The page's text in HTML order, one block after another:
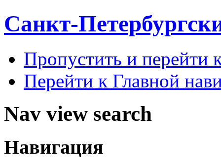
Санкт-
Пропустить и перейти
Перейти к Главной
Nav view search
Навигация